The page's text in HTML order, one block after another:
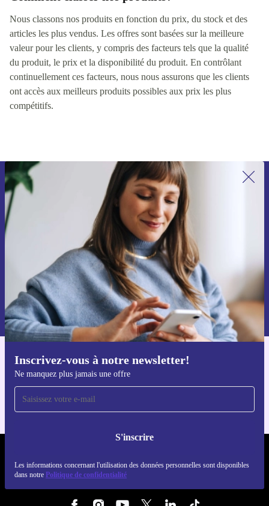
Nous classons nos produits en fonction du prix, du stock et des
articles les plus vendus. Les offres sont basées sur la meilleure
valeur pour les clients, y compris des facteurs tels que la qualité
du produit, le prix et la disponibilité du produit. En contrôlant
continuellement ces facteurs, nous nous assurons que les clients
ont accès aux meilleurs produits possibles aux prix les plus
compétitifs.
Inscrivez-vous à notre newsletter!
Ne manquez plus jamais une offre
S'inscrire
Les informations concernant l'utilisation des données personnelles sont disponibles
dans notre Politique de confidentialité
Recevoir offres et infos de refurbed
par mail
Ne manquez plus aucune offre.
S'inscrire
Retrouvez les informations sur l'utilisation des données personnelles
dans notre
politique de confidentialité.
Téléchargez l'application refurbed
Pour iOS et Android